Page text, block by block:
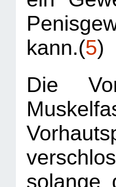
kann.(5)
Die
solange